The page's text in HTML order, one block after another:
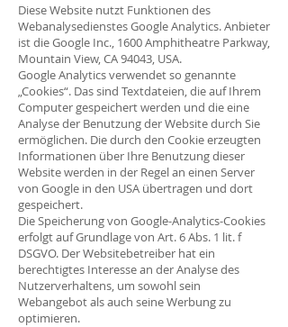
Diese Website nutzt Funktionen des
Webanalysedienstes Google Analytics. Anbieter
ist die Google Inc., 1600 Amphitheatre Parkway,
Mountain View, CA 94043, USA.
Google Analytics verwendet so genannte
„Cookies“. Das sind Textdateien, die auf Ihrem
Computer gespeichert werden und die eine
Analyse der Benutzung der Website durch Sie
ermöglichen. Die durch den Cookie erzeugten
Informationen über Ihre Benutzung dieser
Website werden in der Regel an einen Server
von Google in den USA übertragen und dort
gespeichert.
Die Speicherung von Google-Analytics-Cookies
erfolgt auf Grundlage von Art. 6 Abs. 1 lit. f
DSGVO. Der Websitebetreiber hat ein
berechtigtes Interesse an der Analyse des
Nutzerverhaltens, um sowohl sein
Webangebot als auch seine Werbung zu
optimieren.